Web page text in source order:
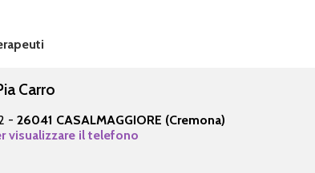
Carro
-26041 CASALMAGGIORE (Cremona)
visualizzare il telefono